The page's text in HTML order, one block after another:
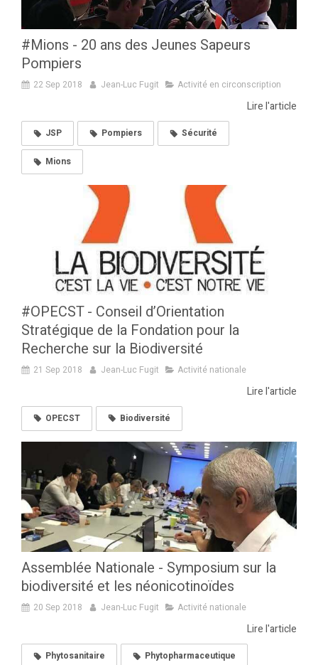
#Mions - 20 ans des Jeunes Sapeurs
Pompiers
22 Sep 2018 Jean-Luc Fugit Activité en circonscription
Lire l'article
JSP Pompiers Sécurité
Mions
#OPECST - Conseil d’Orientation
Stratégique de la Fondation pour la
Recherche sur la Biodiversité
21 Sep 2018 Jean-Luc Fugit Activité nationale
Lire l'article
OPECST Biodiversité
Assemblée Nationale - Symposium sur la
biodiversité et les néonicotinoïdes
20 Sep 2018 Jean-Luc Fugit Activité nationale
Lire l'article
Phytosanitaire Phytopharmaceutique